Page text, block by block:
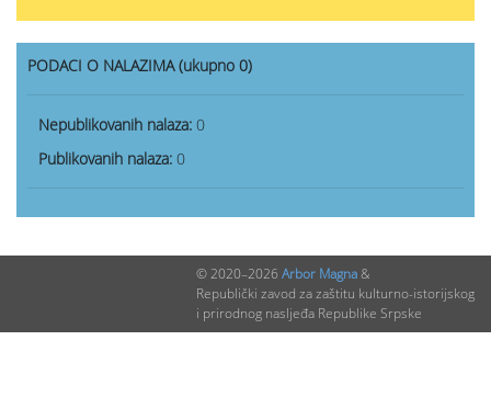
PODACI O NALAZIMA (ukupno 0)
Nepublikovanih nalaza: 0
Publikovanih nalaza: 0
© 2020–2026 Arbor Magna&
Republički zavod za zaštitu kulturno-istorijskog
i prirodnog nasljeđa Republike Srpske